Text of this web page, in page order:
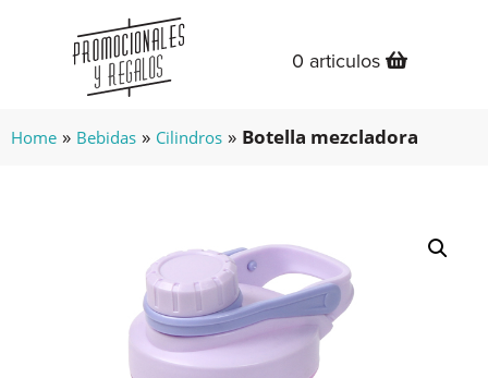
0 articulos
Home » Bebidas » Cilindros » Botella mezcladora